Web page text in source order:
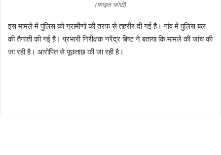
(फाइल फोटो)
इस मामले में पुलिस को ग्रामीणों की तरफ से तहरीर दी गई है। गांव में पुलिस बल
की तैनाती की गई है। प्रभारी निरीक्षक नरेंद्र बिष्ट ने बताया कि मामले की जांच की
जा रही है। आरोपित से पूछताछ की जा रही है।